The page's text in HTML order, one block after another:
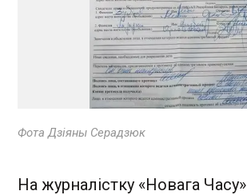
Фота Дзіяны Серадзюк
На журналістку «Новага Часу»